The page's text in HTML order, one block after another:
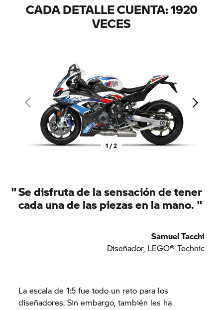
CADA DETALLE CUENTA: 1920
VECES
1 / 2
"Se disfruta de la sensación de tener
cada una de las piezas en la mano. "
Samuel Tacchi
Diseñador, LEGO® Technic
La escala de 1:5 fue todo un reto para los
diseñadores. Sin embargo, también les ha